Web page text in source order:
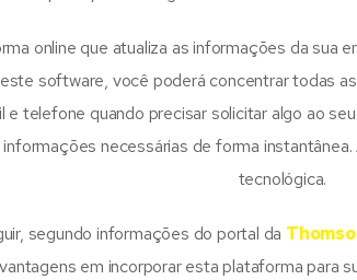
online que atualiza as informações da sua
software, você poderá concentrar todas
e telefone quando precisar solicitar algo ao
necessárias de forma
tecnológica.
segundo informações do portal da
vantagens em incorporar esta plataforma para